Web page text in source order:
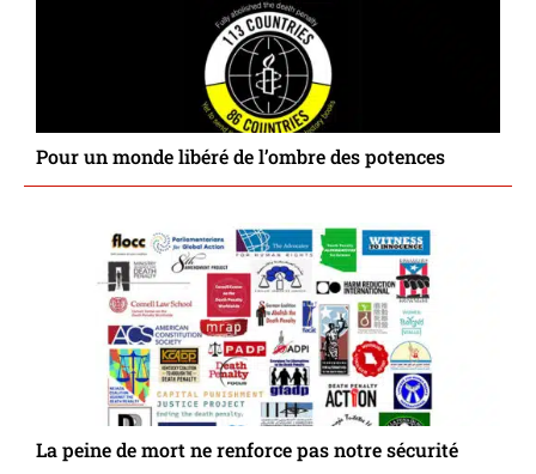
Pour un monde libéré de l’ombre des potences
La peine de mort ne renforce pas notre sécurité